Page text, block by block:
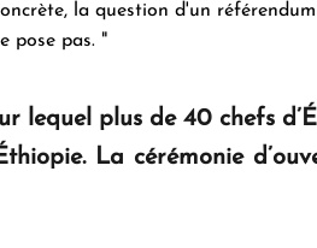
la question d'un
pose pas. "
: 30 ans d'audace, de résilience
d'avenir en Arménie
lequel plus de 40 chefs
La cérémonie